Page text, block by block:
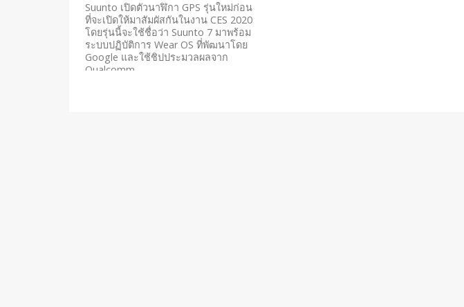
Suunto เปิดตัวนาฬิกา GPS รุ่นใหม่ก่อน
ที่จะเปิดให้มาสัมผัสกันในงาน CES 2020
โดยรุ่นนี้จะใช้ชื่อว่า Suunto 7 มาพร้อม
ระบบปฏิบัติการ Wear OS ที่พัฒนาโดย
Google และใช้ชิปประมวลผลจาก
Qualcomm